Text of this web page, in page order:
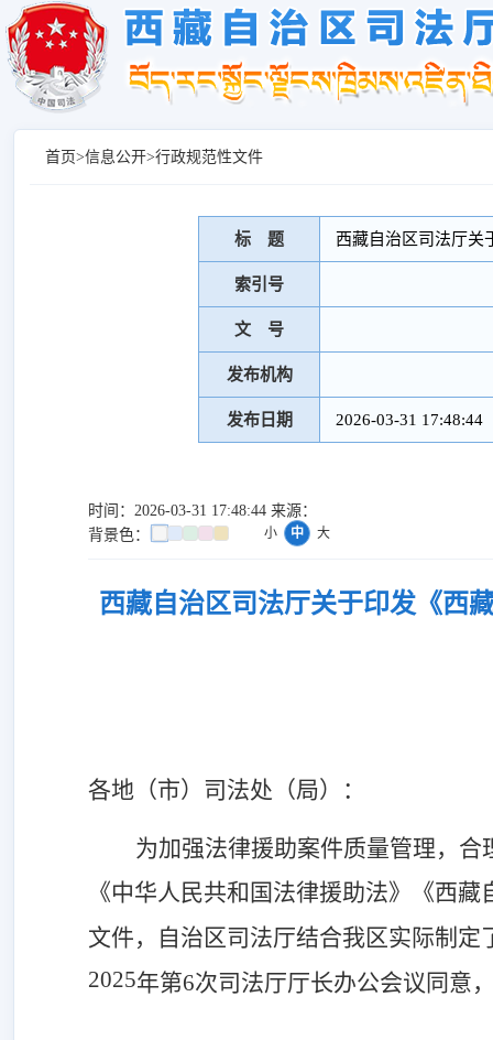
首页>信息公开>行政规范性文件
标 题 西藏自治区司法厅关
索引号
文 号
发布机构
发布日期 2026-03-31 17:48:44
时间：2026-03-31 17:48:44 来源：
背景色：
小 中 大
西藏自治区司法厅关于印发《西
各地（市）司法处（局）：
为加强法律援助案件质量管理，
《中华人民共和国法律援助法》《西
文件，
自治区司法厅结合我区实际制定
2025年第6次司法厅厅长办公会议同意